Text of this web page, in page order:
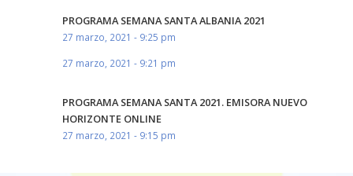
PROGRAMA SEMANA SANTA ALBANIA 2021
27 marzo, 2021 - 9:25 pm
27 marzo, 2021 - 9:21 pm
PROGRAMA SEMANA SANTA 2021. EMISORA NUEVO
HORIZONTE ONLINE
27 marzo, 2021 - 9:15 pm